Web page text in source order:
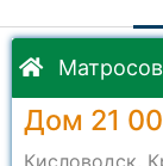
Дом 21
Кисловодск,